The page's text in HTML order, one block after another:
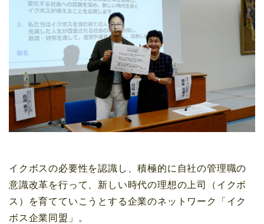
イクボスの必要性を認識し、積極的に自社の管理職の
意識改革を行って、新しい時代の理想の上司（イクボ
ス）を育てていこうとする企業のネットワーク「イク
ボス企業同盟」。